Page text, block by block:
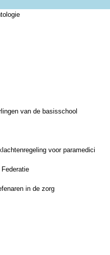
van de basisschool
voor paramedici
in de zorg